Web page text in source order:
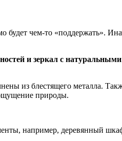
будет чем-то «поддержать».
и зеркал с
из блестящего металла.
ощущение природы.
например, деревянный